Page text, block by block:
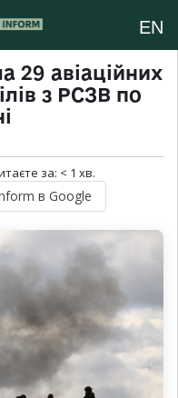
EN
29 авіаційних
з РСЗВ по
за: < 1 хв.
в Google